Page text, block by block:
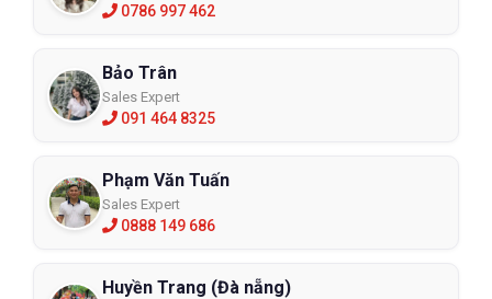
0786 997 462
Bảo Trân
Sales Expert
091 464 8325
Phạm Văn Tuấn
Sales Expert
0888 149 686
Huyền Trang (Đà nẵng)